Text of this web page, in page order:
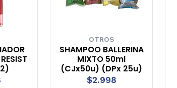
OTROS
SHAMPOO BALLERINA
MIXTO 50ml
(CJx50u) (DPx 25u)
$2.998